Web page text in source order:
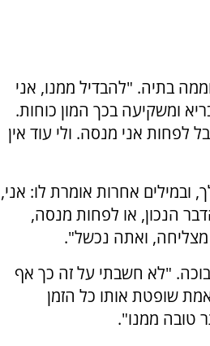
בתיה. "להבדיל ממנו, אני
ומשקיעה בכך המון כוחות.
לפחות אני מנסה. ולי עוד אין
אחרות אומרת לו: אני,
הנכון, או לפחות מנסה,
ואתה נכשל".
"לא חשבתי על זה כך אף
שופטת אותו כל הזמן
טובה ממנו".